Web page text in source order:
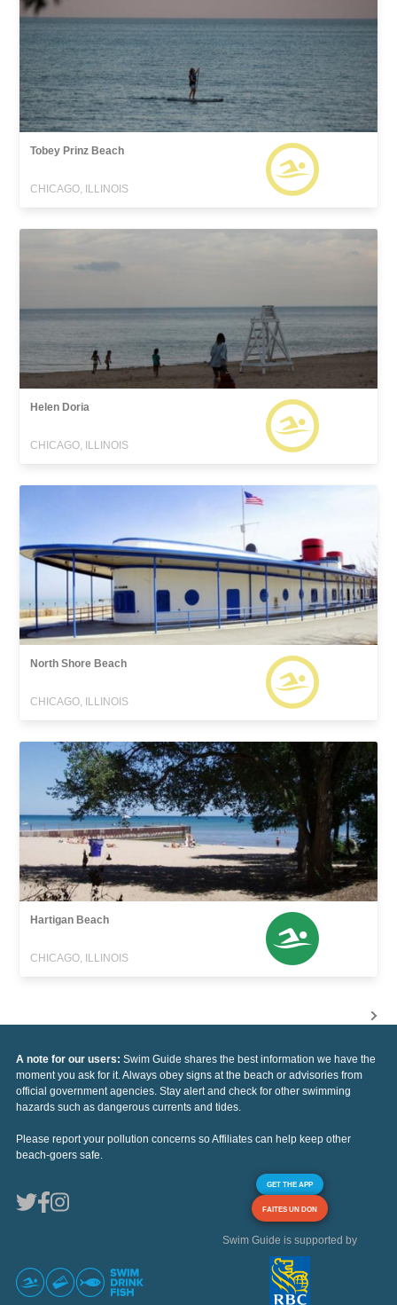
Tobey Prinz Beach
CHICAGO, ILLINOIS
Helen Doria
CHICAGO, ILLINOIS
North Shore Beach
CHICAGO, ILLINOIS
Hartigan Beach
CHICAGO, ILLINOIS
A note for our users: Swim Guide shares the best information we have the
moment you ask for it. Always obey signs at the beach or advisories from
official government agencies. Stay alert and check for other swimming
hazards such as dangerous currents and tides.
Please report your pollution concerns so Affiliates can help keep other
beach-goers safe.
GET THE APP
FAITES UN DON
Swim Guide is supported by